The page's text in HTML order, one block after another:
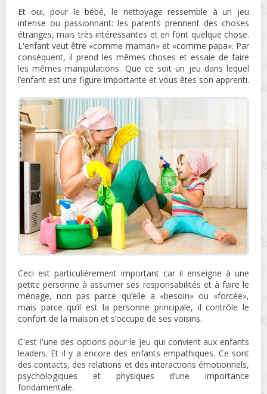
Et oui, pour le bébé, le nettoyage ressemble à un jeu
intense ou passionnant: les parents prennent des choses
étranges, mais très intéressantes et en font quelque chose.
L'enfant veut être «comme maman» et «comme papa». Par
conséquent, il prend les mêmes choses et essaie de faire
les mêmes manipulations. Que ce soit un jeu dans lequel
l’enfant est une figure importante et vous êtes son apprenti.
Ceci est particulièrement important car il enseigne à une
petite personne à assumer ses responsabilités et à faire le
ménage, non pas parce qu’elle a «besoin» ou «forcée»,
mais parce qu’il est la personne principale, il contrôle le
confort de la maison et s’occupe de ses voisins.
C'est l'une des options pour le jeu qui convient aux enfants
leaders. Et il y a encore des enfants empathiques. Ce sont
des contacts, des relations et des interactions émotionnels,
psychologiques et physiques d’une importance
fondamentale.